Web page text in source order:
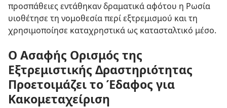
προσπάθειες εντάθηκαν δραματικά αφότου η Ρωσία
υιοθέτησε τη νομοθεσία περί εξτρεμισμού και τη
χρησιμοποίησε καταχρηστικά ως κατασταλτικό μέσο.
Ο Ασαφής Ορισμός της
Εξτρεμιστικής Δραστηριότητας
Προετοιμάζει το Έδαφος για
Κακομεταχείριση